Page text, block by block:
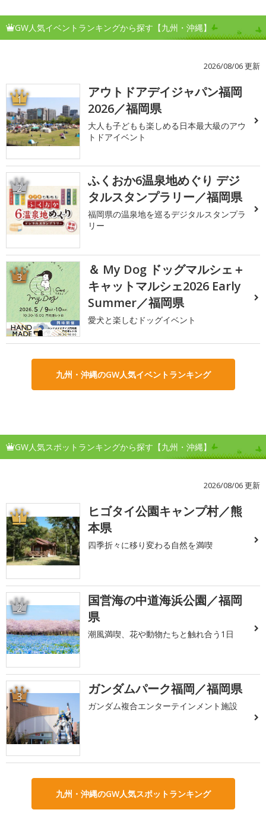
GW人気イベントランキングから探す【九州・沖縄】
2026/08/06 更新
1
アウトドアデイジャパン福岡
2026／福岡県
大人も子どもも楽しめる日本最大級のアウ
トドアイベント
2
ふくおか6温泉地めぐり デジ
タルスタンプラリー／福岡県
福岡県の温泉地を巡るデジタルスタンプラ
リー
3
＆ My Dog ドッグマルシェ＋
キャットマルシェ2026 Early
Summer／福岡県
愛犬と楽しむドッグイベント
九州・沖縄のGW人気イベントランキング
GW人気スポットランキングから探す【九州・沖縄】
2026/08/06 更新
1
ヒゴタイ公園キャンプ村／熊
本県
四季折々に移り変わる自然を満喫
2
国営海の中道海浜公園／福岡
県
潮風満喫、花や動物たちと触れ合う1日
3 ガンダムパーク福岡／福岡県
ガンダム複合エンターテインメント施設
九州・沖縄のGW人気スポットランキング